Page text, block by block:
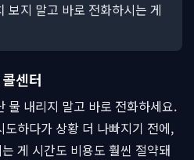
보지 말고 바로 전화하시는 게
센터
물 내리지 말고 바로 전화하세요.
하다가 상황 더 나빠지기 전에,
게 시간도 비용도 훨씬 절약돼